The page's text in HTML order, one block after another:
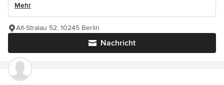
Mehr
Nachricht
Alt-Stralau 52, 10245 Berlin